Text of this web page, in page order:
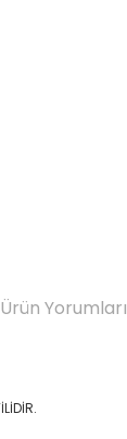
Ürün Yorumları